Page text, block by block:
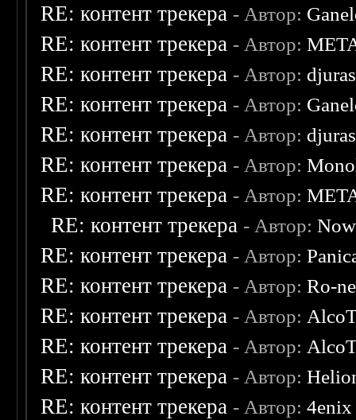
RE: контент трекера - Автор:
RE: контент трекера - Автор:
RE: контент трекера - Автор:
RE: контент трекера - Автор:
RE: контент трекера - Автор:
RE: контент трекера - Автор:
RE: контент трекера - Автор:
RE: контент трекера - Автор:
RE: контент трекера - Автор:
RE: контент трекера - Автор:Ro-
RE: контент трекера - Автор:
RE: контент трекера - Автор:
RE: контент трекера - Автор:
RE: контент трекера - Автор:4enix